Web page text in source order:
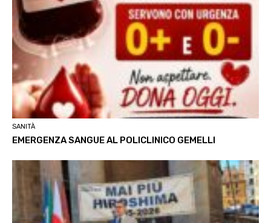
SANITÀ
EMERGENZA SANGUE AL POLICLINICO GEMELLI